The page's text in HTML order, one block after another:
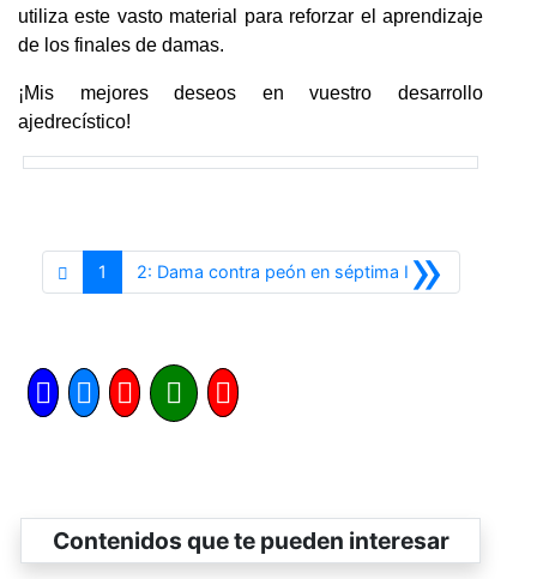
utiliza este vasto material para reforzar el aprendizaje
de los finales de damas.
¡Mis mejores deseos en vuestro desarrollo
ajedrecístico!
1 »
2: Dama contra peón en séptima ISiguiente
Contenidos que te pueden interesar